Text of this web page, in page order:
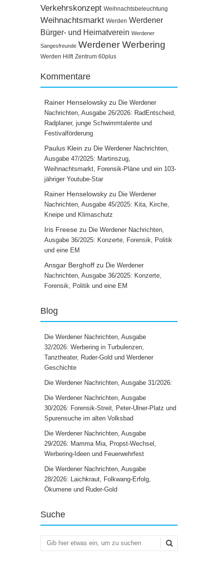
Verkehrskonzept Weihnachtsbeleuchtung
Weihnachtsmarkt Werden Werdener
Bürger- und Heimatverein Werdener
Sangesfreunde Werdener Werbering
Werden Hilft Zentrum 60plus
Kommentare
Rainer Henselowsky zu Die Werdener
Nachrichten, Ausgabe 26/2026: RadEntscheid,
Radplaner, junge Schwimmtalente und
Festivalförderung
Paulus Klein zu Die Werdener Nachrichten,
Ausgabe 47/2025: Martinszug,
Weihnachtsmarkt, Forensik-Pläne und ein 103-
jähriger Youtube-Star
Rainer Henselowsky zu Die Werdener
Nachrichten, Ausgabe 45/2025: Kita, Kirche,
Kneipe und Klimaschutz
Iris Freese zu Die Werdener Nachrichten,
Ausgabe 36/2025: Konzerte, Forensik, Politik
und eine EM
Ansgar Berghoff zu Die Werdener
Nachrichten, Ausgabe 36/2025: Konzerte,
Forensik, Politik und eine EM
Blog
Die Werdener Nachrichten, Ausgabe
32/2026: Werbering in Turbulenzen,
Tanztheater, Ruder-Gold und Werdener
Geschichte
Die Werdener Nachrichten, Ausgabe 31/2026:
Die Werdener Nachrichten, Ausgabe
30/2026: Forensik-Streit, Peter-Ulner-Platz und
Spurensuche im alten Volksbad
Die Werdener Nachrichten, Ausgabe
29/2026: Mamma Mia, Propst-Wechsel,
Werbering-Ideen und Feuerwehrfest
Die Werdener Nachrichten, Ausgabe
28/2026: Laichkraut, Folkwang-Erfolg,
Ökumene und Ruder-Gold
Suche
Suchen